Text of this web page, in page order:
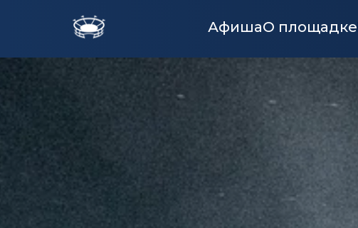
АфишаО площадке